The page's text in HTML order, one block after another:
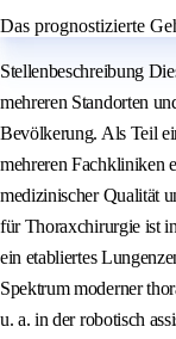
Das prognostizierte
Stellenbeschreibung
mehreren Standorten
Bevölkerung. Als Teil
mehreren Fachkliniken
medizinischer Qualität
für Thoraxchirurgie ist
ein etabliertes
Spektrum moderner
u. a. in der robotisch